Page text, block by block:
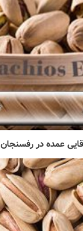
عمده در رفسنجان